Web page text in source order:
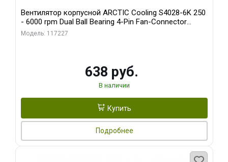
Вентилятор корпусной ARCTIC Cooling S4028-6K 250
- 6000 rpm Dual Ball Bearing 4-Pin Fan-Connector
(ACFAN00185A)
Модель: 117227
638 руб.
В наличии
Купить
Подробнее